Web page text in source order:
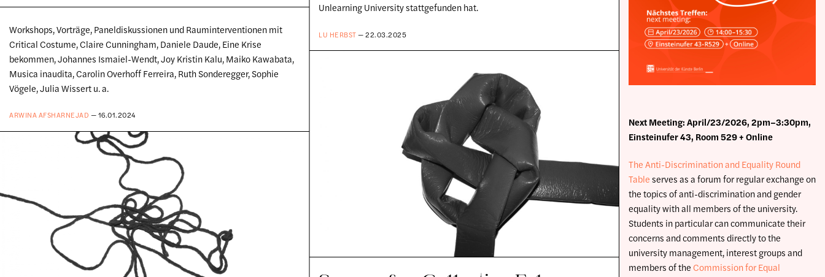
Unlearning University stattgefunden hat.
LU HERBST— 22.03.2025
Workshops, Vorträge, Paneldiskussionen und Rauminterventionen mit
Critical Costume, Claire Cunningham, Daniele Daude, Eine Krise
bekommen, Johannes Ismaiel-Wendt, Joy Kristin Kalu, Maiko Kawabata,
Musica inaudita, Carolin Overhoff Ferreira, Ruth Sonderegger, Sophie
Vögele, Julia Wissert u. a.
ARWINA AFSHARNEJAD — 16.01.2024
Next Meeting: April/23/2026, 2pm–3:30pm,
Einsteinufer 43, Room 529 + Online
The Anti-Discrimination and Equality Round
Table serves as a forum for regular exchange on
the topics of anti-discrimination and gender
equality with all members of the university.
Students in particular can communicate their
concerns and comments directly to the
university management, interest groups and
members of the Commission for Equal